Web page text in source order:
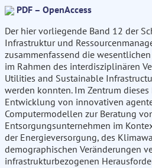
PDF – OpenAccess
Der hier vorliegende Band 12 der
Infrastruktur und
zusammenfassend die
im Rahmen des interdisziplinären
Utilities and Sustainable
werden konnten. Im Zentrum
Entwicklung von innovativen
Computermodellen zur Beratung
Entsorgungsunternehmen im
der Energieversorgung, des
demographischen Veränderungen
infrastrukturbezogenen